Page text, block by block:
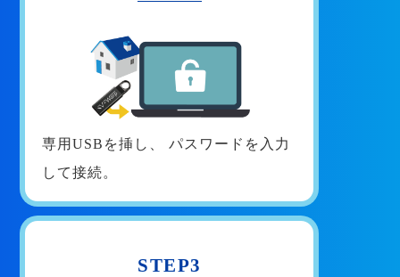
専用USBを挿し、
パスワードを入力
して接続。
STEP3